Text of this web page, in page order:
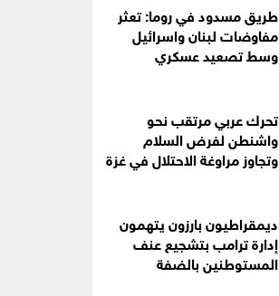
طريق مسدود في روما: تعثر
مفاوضات لبنان واسرائيل
وسط تصعيد عسكري
تحرك عربي مرتقب نحو
واشنطن لفرض السلام
وتجاوز مراوغة الاحتلال في غزة
ديمقراطيون بارزون يتهمون
إدارة ترامب بتشجيع عنف
المستوطنين بالضفة